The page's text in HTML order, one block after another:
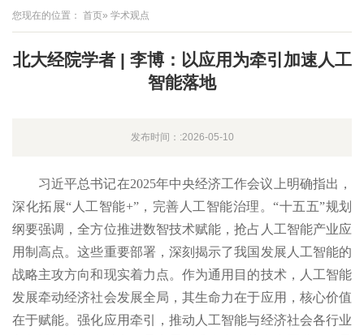
您现在的位置： 首页» 学术观点
北大经院学者 | 李博：以应用为牵引加速人工
智能落地
发布时间：:2026-05-10
习近平总书记在2025年中央经济工作会议上明确指出，
深化拓展“人工智能+”，完善人工智能治理。“十五五”规划
纲要强调，全方位推进数智技术赋能，抢占人工智能产业应
用制高点。这些重要部署，深刻揭示了我国发展人工智能的
战略主攻方向和现实着力点。作为通用目的技术，人工智能
发展牵动经济社会发展全局，其生命力在于应用，核心价值
在于赋能。强化应用牵引，推动人工智能与经济社会各行业